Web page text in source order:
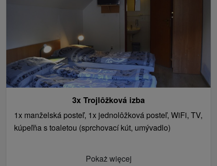
3x Trojlôžková izba
1x manželská posteľ, 1x jednolôžková posteľ, WiFi, TV,
kúpeľňa s toaletou (sprchovací kút, umývadlo)
Pokaż więcej